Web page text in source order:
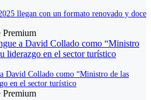
llegan con un formato renovado y doce
Premium
David Collado como “Ministro de las
en el sector turístico
Premium